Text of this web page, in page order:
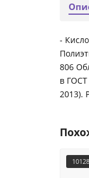
-
806
в ГОСТ
2013).